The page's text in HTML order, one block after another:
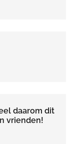
daarom dit
vrienden!